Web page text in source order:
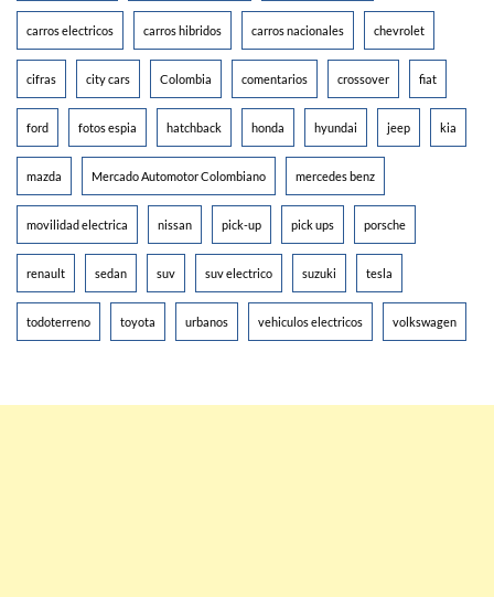
carros electricos carros hibridos carros nacionales chevrolet
cifras city cars Colombia comentarios crossover fiat
ford fotos espia hatchback honda hyundai jeep kia
mazda Mercado Automotor Colombiano mercedes benz
movilidad electrica nissan pick-up pick ups porsche
renault sedan suv suv electrico suzuki tesla
todoterreno toyota urbanos vehiculos electricos volkswagen